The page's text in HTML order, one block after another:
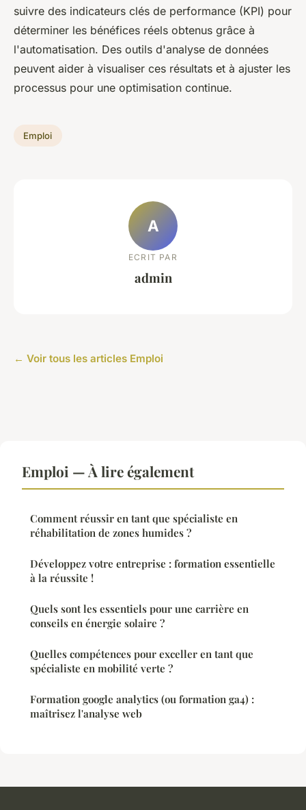
suivre des indicateurs clés de performance (KPI) pour
déterminer les bénéfices réels obtenus grâce à
l'automatisation. Des outils d'analyse de données
peuvent aider à visualiser ces résultats et à ajuster les
processus pour une optimisation continue.
Emploi
A
ECRIT PAR
admin
← Voir tous les articles Emploi
Emploi — À lire également
Comment réussir en tant que spécialiste en
réhabilitation de zones humides ?
Développez votre entreprise : formation essentielle
à la réussite !
Quels sont les essentiels pour une carrière en
conseils en énergie solaire ?
Quelles compétences pour exceller en tant que
spécialiste en mobilité verte ?
Formation google analytics (ou formation ga4) :
maîtrisez l'analyse web